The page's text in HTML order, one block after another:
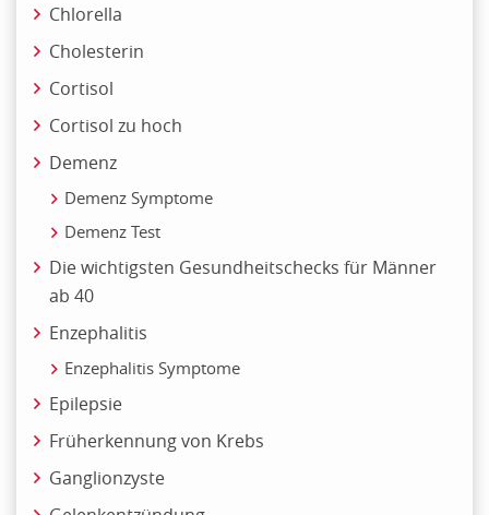
Chlorella
Cholesterin
Cortisol
Cortisol zu hoch
Demenz
Demenz Symptome
Demenz Test
Die wichtigsten Gesundheitschecks für Männer
ab 40
Enzephalitis
Enzephalitis Symptome
Epilepsie
Früherkennung von Krebs
Ganglionzyste